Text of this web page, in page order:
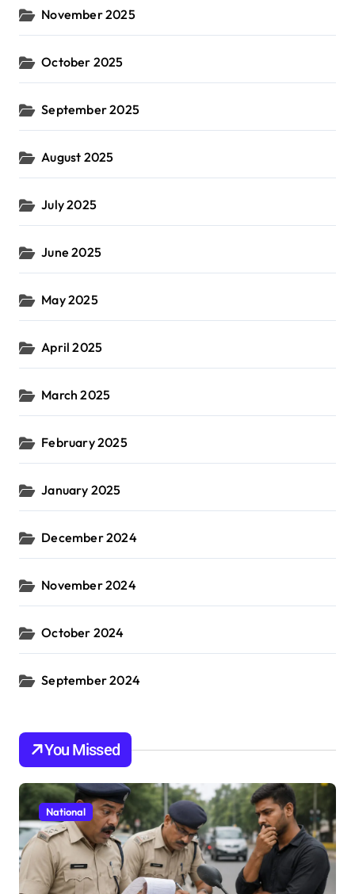
November 2025
October 2025
September 2025
August 2025
July 2025
June 2025
May 2025
April 2025
March 2025
February 2025
January 2025
December 2024
November 2024
October 2024
September 2024
You Missed
National